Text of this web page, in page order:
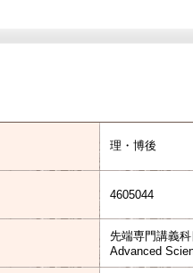
理・博後
4605044
先端専門講義科
Advanced